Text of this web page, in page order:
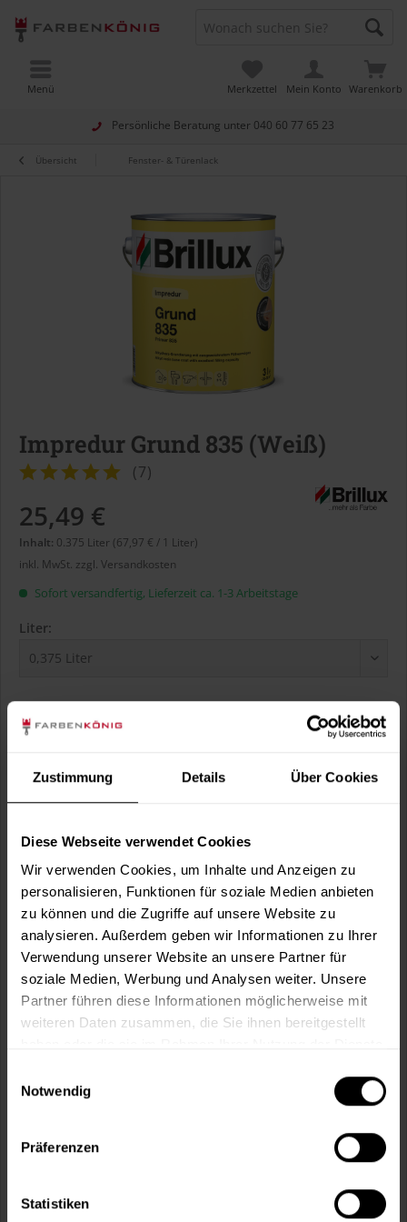
Zustimmung Details Über Cookies
Diese Webseite verwendet Cookies
Wir verwenden Cookies, um Inhalte und Anzeigen zu
personalisieren, Funktionen für soziale Medien anbieten
zu können und die Zugriffe auf unsere Website zu
analysieren. Außerdem geben wir Informationen zu Ihrer
Verwendung unserer Website an unsere Partner für
soziale Medien, Werbung und Analysen weiter. Unsere
Partner führen diese Informationen möglicherweise mit
weiteren Daten zusammen, die Sie ihnen bereitgestellt
Notwendig
Präferenzen
Statistiken
Persönliche Beratung unter 040 60 77 65 23
Warenkorb
Merkzettel Mein Konto
Menü
Übersicht Fenster- & Türenlack
Impredur Grund 835 (Weiß)
(7)
25,49 €
Inhalt: 0.375 Liter (67,97 € / 1 Liter)
inkl. MwSt. zzgl. Versandkosten
Sofort versandfertig, Lieferzeit ca. 1-3 Arbeitstage
Liter:
Verbrauch berechnen
Wie viele m² wollen Sie bearbeiten?
Merken Fragen zum Artikel?
Artikel-Nr.: BX0835WEISS
Sie möchten eine größere Menge kaufen
Vorteile
Versand innerhalb von 48h*